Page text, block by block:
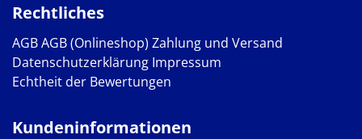
Rechtliches
AGBAGB (Onlineshop) Zahlung und Versand
Datenschutzerklärung Impressum
Echtheit der Bewertungen
Kundeninformationen